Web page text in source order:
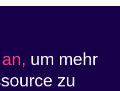
um mehr
zu